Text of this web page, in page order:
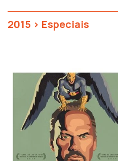
2015 > Especiais